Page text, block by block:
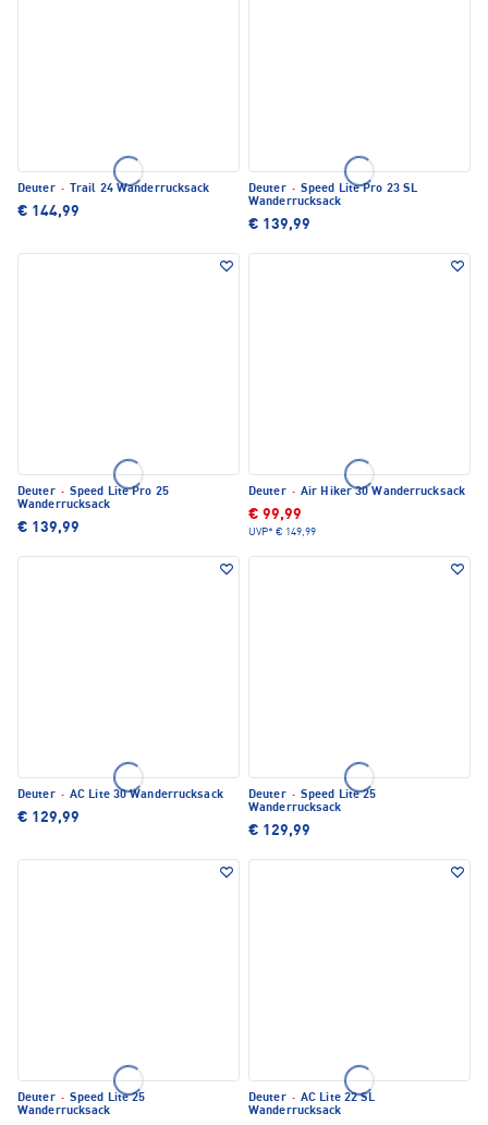
Deuter · Trail 24 Wanderrucksack
€ 144,99
Deuter · Speed Lite Pro 23 SL
Wanderrucksack
€ 139,99
Deuter · Speed Lite Pro 25
Wanderrucksack
€ 139,99
Deuter · Air Hiker 30 Wanderrucksack
€ 99,99
UVP* € 149,99
Deuter · AC Lite 30 Wanderrucksack
€ 129,99
Deuter · Speed Lite 25
Wanderrucksack
€ 129,99
Deuter · Speed Lite 25
Wanderrucksack
Deuter · AC Lite 22 SL
Wanderrucksack